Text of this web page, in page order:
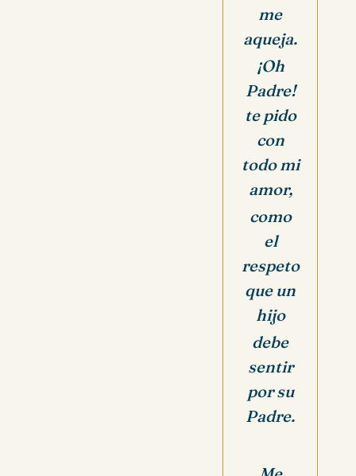
me
aqueja.
¡Oh
Padre!
te pido
con
todo mi
amor,
como
el
respeto
que un
hijo
debe
sentir
por su
Padre.